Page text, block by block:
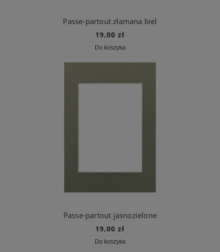
Passe-partout złamana biel
19,00 zł
Do koszyka
Passe-partout jasnozielone
19,00 zł
Do koszyka